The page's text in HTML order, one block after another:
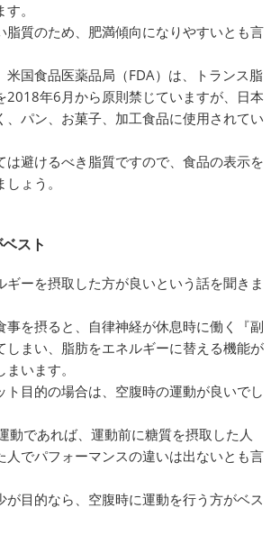
。
脂質のため、肥満傾向になりやすいとも言
米国食品医薬品局（FDA）は、トランス脂
2018年6月から原則禁じていますが、日本
、パン、お菓子、加工食品に使用されてい
は避けるべき脂質ですので、食品の表示を
ょう。
スト
ギーを摂取した方が良いという話を聞きま
事を摂ると、自律神経が休息時に働く『副
しまい、脂肪をエネルギーに替える機能が
います。
ト目的の場合は、空腹時の運動が良いでし
動であれば、運動前に糖質を摂取した人
人でパフォーマンスの違いは出ないとも言
が目的なら、空腹時に運動を行う方がベス